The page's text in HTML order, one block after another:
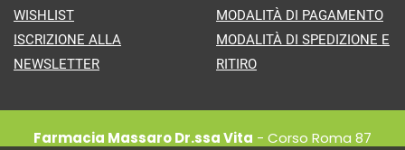
WISHLIST
ISCRIZIONE ALLA
NEWSLETTER
MODALITÀ DI PAGAMENTO
MODALITÀ DI SPEDIZIONE E
RITIRO
Farmacia Massaro Dr.ssa Vita - Corso Roma 87